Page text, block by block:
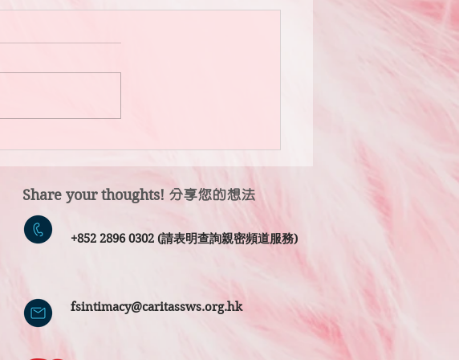
Share your thoughts! 分享您的想法
​ +852 2896 0302 (請表明查詢親密頻道服務)
fsintimacy@caritassws.org.hk